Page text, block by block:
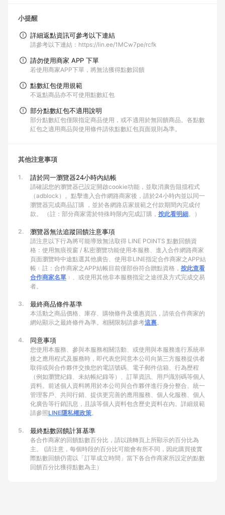
小提醒
詳細返點資訊可參考以下連結
請參考以下連結：https://lin.ee/1MCw7pe/rcfk
請勿使用商家 APP 下單
若使用商家APP下單，將無法獲得點數回饋
點數紅包使用規範
不返點商品亦不可使用點數紅包
部分點數紅包不適用說明
部分點數紅包僅限指定商品使用，或不適用於無回饋商品。各點數
紅包之適用商品與使用條件請依點數紅包頁面規則為準。
其他注意事項
1. 請於同一瀏覽器24小時內結帳
請確認您的瀏覽器已設定開啟cookie功能，並取消廣告阻擋程式
（adblock）。點擊進入合作網路商家後，請於24小時內並以同一
瀏覽器完成商品訂購 ，並於各網路店家規範之付款期間內完成付
款。 （註：部分商家需於特殊時限內完成訂購， 按此看明細。）
2. 瀏覽器無法追蹤回饋注意事項
請注意以下行為將可能導致無法取得 LINE POINTS 點數回饋資
格：使用無痕視窗 / 私密瀏覽功能使用本服務、進入合作網路商家
頁面瀏覽時中途點選其他廣告、使用非LINE指定合作商家之APP結
帳﹙註：合作商家之APP結帳目前僅部份符合贈點資格， 按此查看
合作商家名單 ﹚、或使用其他非本服務指定之途徑及方式完成交易
者。
3. 最終商品條件基準
本活動之商品價格、庫存、購物條件及優惠資訊，請依合作商家的
網站顯示之最終條件為準。相關限制請參考這裏。
4. 同意事項
您使用本服務、參與本服務相關活動、或使用與本服務進行系統串
接之應用程式及服務時，即代表您同意本公司向第三方服務提供者
取得或與合作夥伴交換您的電話號碼、電子郵件信箱、行為歷程
（例如瀏覽紀錄、未結帳紀錄等）、訂單資訊、用戶識別碼等個人
資料。前述個人資料將用於本公司與合作夥伴進行身分整合、統一
管理客戶、共同行銷、提供更完善的應用服務、個人化服務、個人
化廣告等行銷訊息，且該等個人資料包含歷史資料在內。詳細規範
請參照LINE隱私權政策。
5. 最終點數回饋計算基準
各合作商家的回饋點數百分比，請以跳轉頁上所顯示的百分比為
主。 (請注意，每個時段的百分比可能會有所不同，因此購買後實
際點數回饋仍需以「訂單成立時間」當下各合作商家所設定的點數
回饋百分比獲得點數為主）